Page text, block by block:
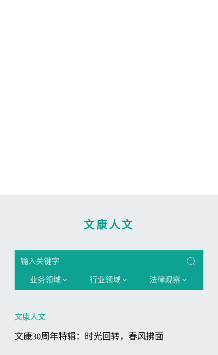
文康人文
业务领域 行业领域 法律观察
文康人文
文康30周年特辑：时光回转，春风拂面